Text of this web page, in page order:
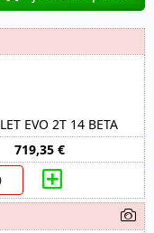
EVO 2T 14 BETA
719,35 €